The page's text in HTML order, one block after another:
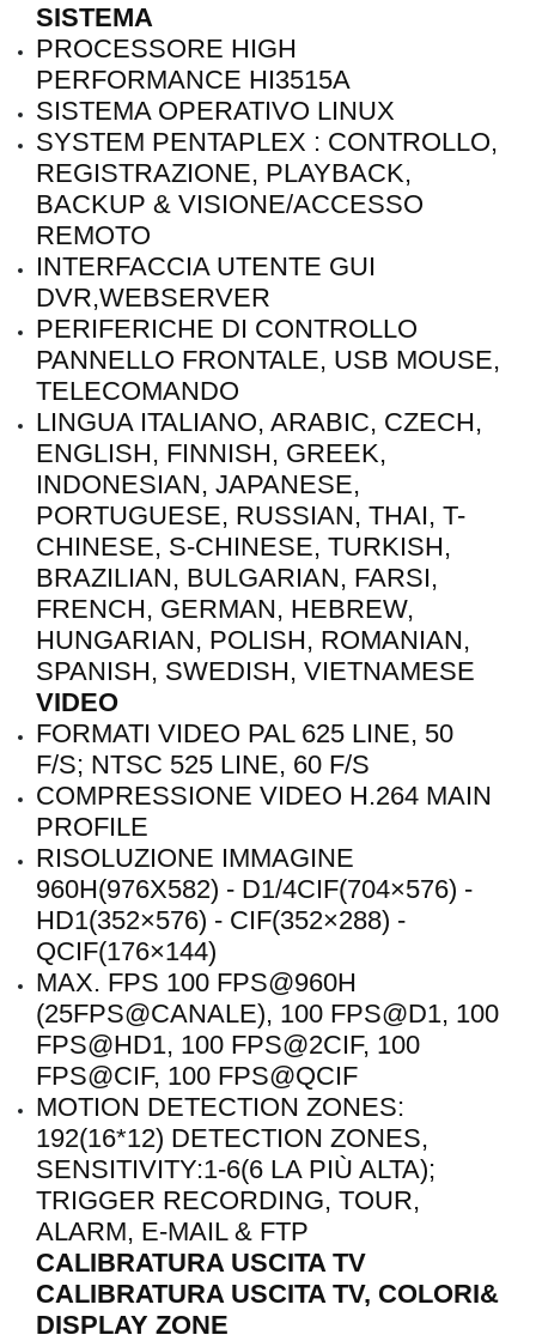
SISTEMA
PROCESSORE HIGH
PERFORMANCE HI3515A
SISTEMA OPERATIVO LINUX
SYSTEM PENTAPLEX : CONTROLLO,
REGISTRAZIONE, PLAYBACK,
BACKUP & VISIONE/ACCESSO
REMOTO
INTERFACCIA UTENTE GUI
DVR,WEBSERVER
PERIFERICHE DI CONTROLLO
PANNELLO FRONTALE, USB MOUSE,
TELECOMANDO
LINGUA ITALIANO, ARABIC, CZECH,
ENGLISH, FINNISH, GREEK,
INDONESIAN, JAPANESE,
PORTUGUESE, RUSSIAN, THAI, T-
CHINESE, S-CHINESE, TURKISH,
BRAZILIAN, BULGARIAN, FARSI,
FRENCH, GERMAN, HEBREW,
HUNGARIAN, POLISH, ROMANIAN,
SPANISH, SWEDISH, VIETNAMESE
VIDEO
FORMATI VIDEO PAL 625 LINE, 50
F/S; NTSC 525 LINE, 60 F/S
COMPRESSIONE VIDEO H.264 MAIN
PROFILE
RISOLUZIONE IMMAGINE
960H(976X582) - D1/4CIF(704×576) -
HD1(352×576) - CIF(352×288) -
QCIF(176×144)
MAX. FPS 100 FPS@960H
(25FPS@CANALE), 100 FPS@D1, 100
FPS@HD1, 100 FPS@2CIF, 100
FPS@CIF, 100 FPS@QCIF
MOTION DETECTION ZONES:
192(16*12) DETECTION ZONES,
SENSITIVITY:1-6(6 LA PIÙ ALTA);
TRIGGER RECORDING, TOUR,
ALARM, E-MAIL & FTP
CALIBRATURA USCITA TV
CALIBRATURA USCITA TV, COLORI&
DISPLAY ZONE